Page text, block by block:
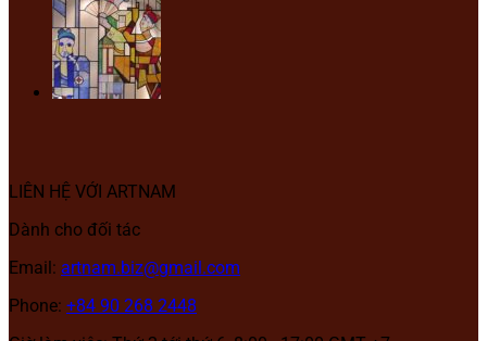
LIÊN HỆ VỚI ARTNAM
Dành cho đối tác
Email: artnam.biz@gmail.com
Phone: +84 90 268 2448